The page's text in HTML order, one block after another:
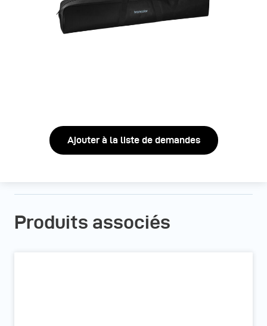
Ajouter à la liste de demandes
Produits associés